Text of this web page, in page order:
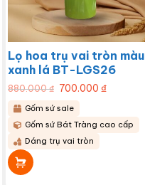
Lọ hoa trụ vai tròn màu
xanh lá BT-LGS26
880.000₫ Giá
gốc
là:
880.000 ₫.
700.000 ₫Giá
hiện
700.000 ₫.
Gốm sứ sale
Gốm sứ Bát Tràng cao cấp
Dáng trụ vai tròn